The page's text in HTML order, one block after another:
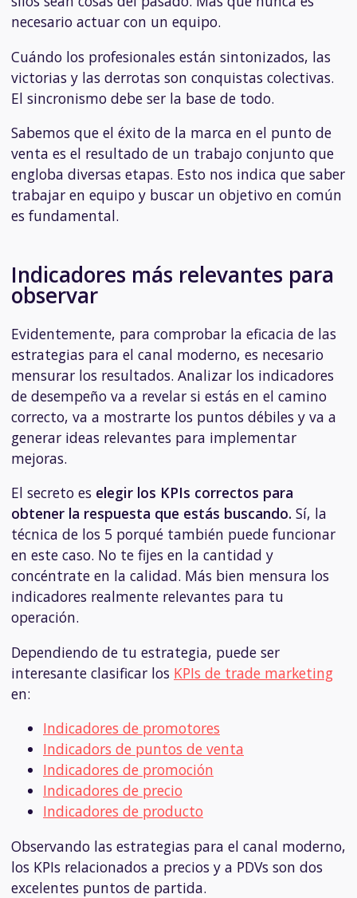
necesario actuar con un equipo.
Cuándo los profesionales están sintonizados, las
victorias y las derrotas son conquistas colectivas.
El sincronismo debe ser la base de todo.
Sabemos que el éxito de la marca en el punto de
venta es el resultado de un trabajo conjunto que
engloba diversas etapas. Esto nos indica que saber
trabajar en equipo y buscar un objetivo en común
es fundamental.
Indicadores más relevantes para
observar
Evidentemente, para comprobar la eficacia de las
estrategias para el canal moderno, es necesario
mensurar los resultados. Analizar los indicadores
de desempeño va a revelar si estás en el camino
correcto, va a mostrarte los puntos débiles y va a
generar ideas relevantes para implementar
mejoras.
El secreto es elegir los KPIs correctos para
obtener la respuesta que estás buscando. Sí, la
técnica de los 5 porqué también puede funcionar
en este caso. No te fijes en la cantidad y
concéntrate en la calidad. Más bien mensura los
indicadores realmente relevantes para tu
operación.
Dependiendo de tu estrategia, puede ser
interesante clasificar los KPIs de trade marketing
en:
Indicadores de promotores
Indicadors de puntos de venta
Indicadores de promoción
Indicadores de precio
Indicadores de producto
Observando las estrategias para el canal moderno,
los KPIs relacionados a precios y a PDVs son dos
excelentes puntos de partida.